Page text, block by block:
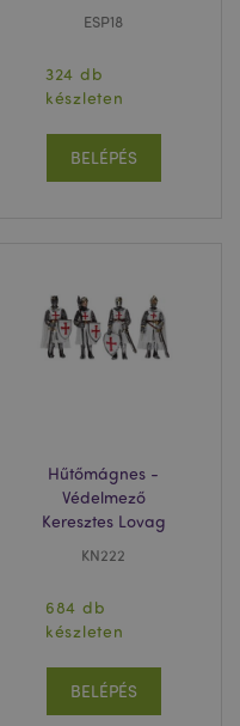
ESP18
324 db
készleten
BELÉPÉS
Hűtőmágnes -
Védelmező
Keresztes Lovag
KN222
684 db
készleten
BELÉPÉS